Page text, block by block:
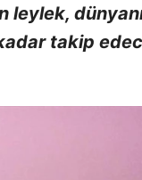
leylek,
takip